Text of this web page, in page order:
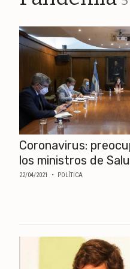
NACIONALES
REGIONALES
SOCIEDAD
SALUD
SERVICIOS
Coronavirus:
los ministros de
22/04/2021 • POLÍTICA